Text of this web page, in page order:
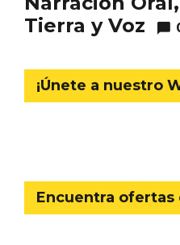
Tierra y Voz
¡Únete a nuestro
Encuentra